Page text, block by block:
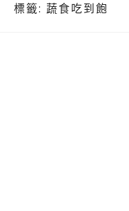
標籤: 蔬食吃到飽